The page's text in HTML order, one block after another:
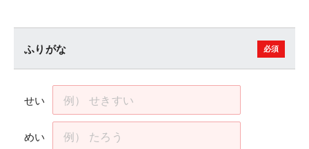
ふりがな
せい
めい